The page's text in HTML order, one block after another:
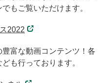
もご覧いただけます。
2022
富な動画コンテンツ！各
も行っております。